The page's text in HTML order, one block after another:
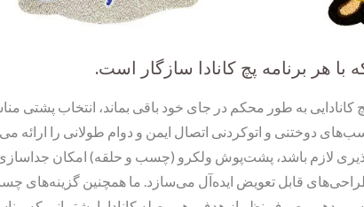
با هر برنامه پچ کانادا سازگار است.
کانادایی به طور محکم در جای خود باقی بماند، انتخاب پشتی
دوختنی و اتوکردنی اتصال ایمن و دوام طولانی را ارائه
لازم باشد، پشت‌پوش ولکرو (چسب و حلقه) امکان
قابل تعویض ایده‌آل می‌سازد. ما همچنین گزینه‌های